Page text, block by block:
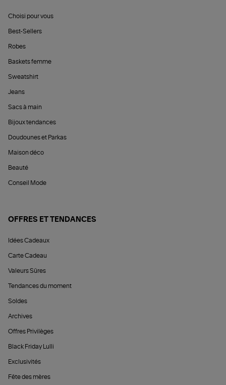
Choisi pour vous
Best-Sellers
Robes
Baskets femme
Sweatshirt
Jeans
Sacs à main
Bijoux tendances
Doudounes et Parkas
Maison déco
Beauté
Conseil Mode
OFFRES ET TENDANCES
Idées Cadeaux
Carte Cadeau
Valeurs Sûres
Tendances du moment
Soldes
Archives
Offres Privilèges
Black Friday Lulli
Exclusivités
Fête des mères